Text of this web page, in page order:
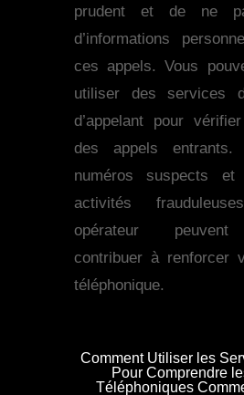
prudent et de ne
d’informations
ces appels. Vous
utiliser des services
d’appelant pour
des appels entrants.
numéros suspects
activités
opérateur peuvent
contribuer à renforcer
téléphonique.
Comment Utiliser les
Pour Comprendre
Téléphoniques